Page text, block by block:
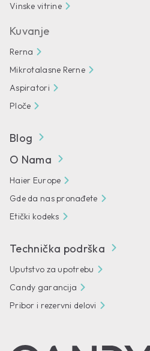
Vinske vitrine
Kuvanje
Rerna
Mikrotalasne Rerne
Aspiratori
Ploče
Blog
O Nama
Haier Europe
Gde da nas pronađete
Etički kodeks
Technička podrška
Uputstvo za upotrebu
Candy garancija
Pribor i rezervni delovi